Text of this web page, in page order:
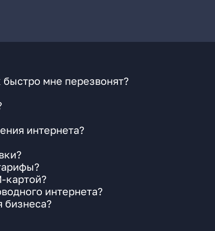
мне перезвонят?
интернета?
картой?
интернета?
бизнеса?